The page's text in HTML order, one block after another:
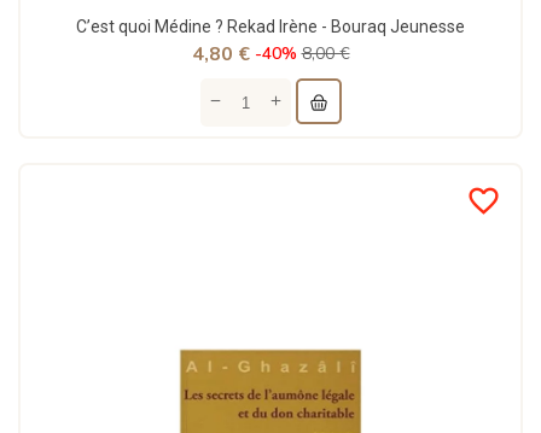
C’est quoi Médine ? Rekad Irène - Bouraq Jeunesse
4,80 € -40% 8,00 €
favorite_border